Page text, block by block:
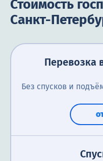
Стоимость
Санкт-
Перевозка
Без спусков и